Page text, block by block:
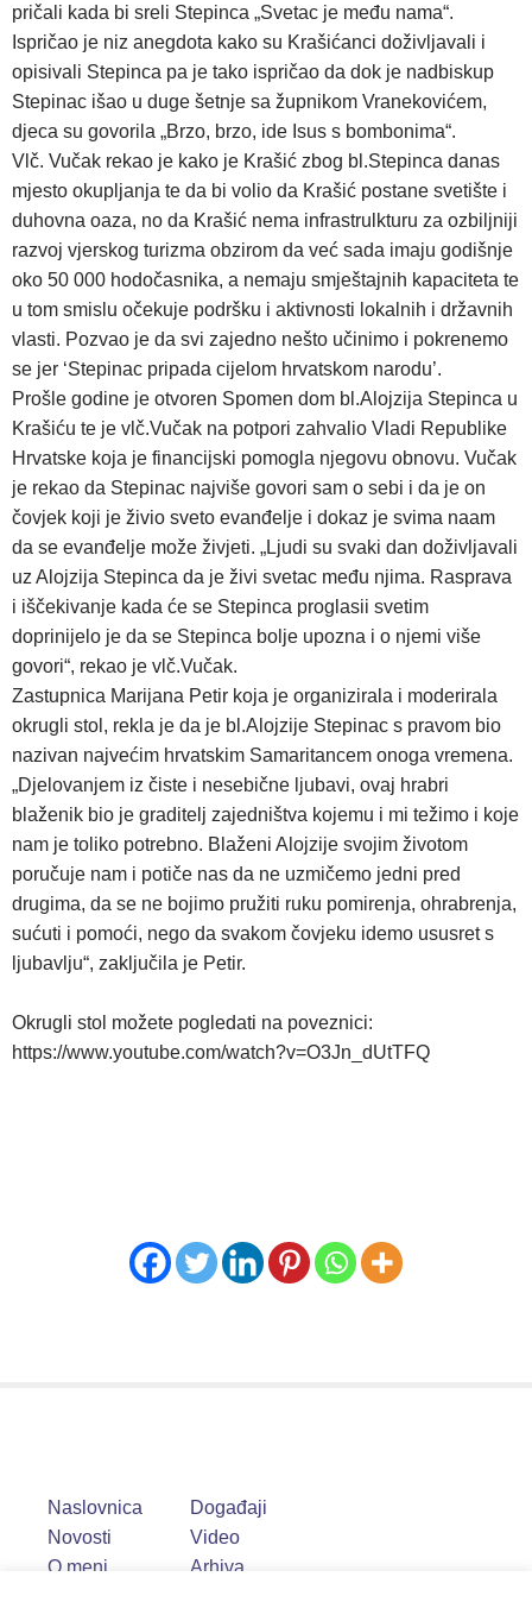
pričali kada bi sreli Stepinca „Svetac je među nama“.
Ispričao je niz anegdota kako su Krašićanci doživljavali i
opisivali Stepinca pa je tako ispričao da dok je nadbiskup
Stepinac išao u duge šetnje sa župnikom Vranekovićem,
djeca su govorila „Brzo, brzo, ide Isus s bombonima“.
Vlč. Vučak rekao je kako je Krašić zbog bl.Stepinca danas
mjesto okupljanja te da bi volio da Krašić postane svetište i
duhovna oaza, no da Krašić nema infrastrulkturu za ozbiljniji
razvoj vjerskog turizma obzirom da već sada imaju godišnje
oko 50 000 hodočasnika, a nemaju smještajnih kapaciteta te
u tom smislu očekuje podršku i aktivnosti lokalnih i državnih
vlasti. Pozvao je da svi zajedno nešto učinimo i pokrenemo
se jer ‘Stepinac pripada cijelom hrvatskom narodu’.
Prošle godine je otvoren Spomen dom bl.Alojzija Stepinca u
Krašiću te je vlč.Vučak na potpori zahvalio Vladi Republike
Hrvatske koja je financijski pomogla njegovu obnovu. Vučak
je rekao da Stepinac najviše govori sam o sebi i da je on
čovjek koji je živio sveto evanđelje i dokaz je svima naam
da se evanđelje može živjeti. „Ljudi su svaki dan doživljavali
uz Alojzija Stepinca da je živi svetac među njima. Rasprava
i iščekivanje kada će se Stepinca proglasii svetim
doprinijelo je da se Stepinca bolje upozna i o njemi više
govori“, rekao je vlč.Vučak.
Zastupnica Marijana Petir koja je organizirala i moderirala
okrugli stol, rekla je da je bl.Alojzije Stepinac s pravom bio
nazivan najvećim hrvatskim Samaritancem onoga vremena.
„Djelovanjem iz čiste i nesebične ljubavi, ovaj hrabri
blaženik bio je graditelj zajedništva kojemu i mi težimo i koje
nam je toliko potrebno. Blaženi Alojzije svojim životom
poručuje nam i potiče nas da ne uzmičemo jedni pred
drugima, da se ne bojimo pružiti ruku pomirenja, ohrabrenja,
sućuti i pomoći, nego da svakom čovjeku idemo ususret s
ljubavlju“, zaključila je Petir.
Okrugli stol možete pogledati na poveznici:
https://www.youtube.com/watch?v=O3Jn_dUtTFQ
Naslovnica
Novosti
O meni
Događaji
Video
Arhiva